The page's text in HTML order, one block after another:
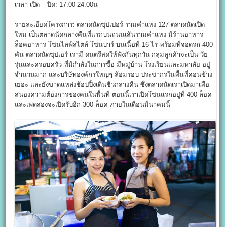
เวลา เปิด – ปิด: 17.00-24.00น
รายละเอียดโครงการ: ตลาดนัดซุปเปอร์ รามคำแหง 127 ตลาดนัดเปิด
ใหม่ เป็นตลาดนัดกลางคืนที่แรกบนถนนเส้นรามคำแหง มีร้านอาหาร
ล็อคอาหาร โซนไลฟ์สไตล์ โซนบาร์ บนเนื้อที่ 16 ไร่ พร้อมที่จอดรถ 400
คัน ตลาดนัดซุปเอร์ เรามี ดนตรีสดให้ฟังกันทุกวัน กลุ่มลูกค้าจะเป็น วัย
รุ่นและครอบครัว ที่มีกำลังในการซื้อ มีหมู่บ้าน โรงเรียนและมหาลัย อยู่
จำนวนมาก และบริษัทองค์กรใหญ่ๆ ล้อมรอบ ประชากรในพื้นที่ค่อนข้าง
เยอะ และยังขาดแหล่งช้อปปิ้งเดินชิวกลางคืน ซึ่งตลาดนัดเราเปิดมาเพื่อ
สนองความต้องการของคนในพื้นที่ ตอนนี้เราเปิดโซนแรกอยู่ที่ 400 ล็อค
และเฟดสองจะเปิดรับอีก 300 ล็อค ภายในเดือนมีนาคมนี้